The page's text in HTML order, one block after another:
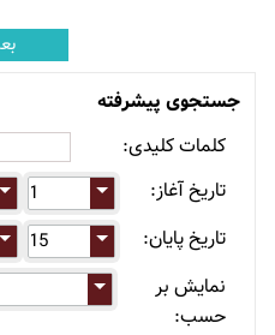
جستجوی پیشرفته
کلمات کلیدی:
تاریخ آغاز:
تاریخ پایان:
نمایش بر
حسب: